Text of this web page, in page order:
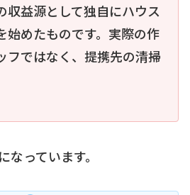
収益源として独自にハウス
始めたものです。実際の作
フではなく、提携先の清掃
っています。